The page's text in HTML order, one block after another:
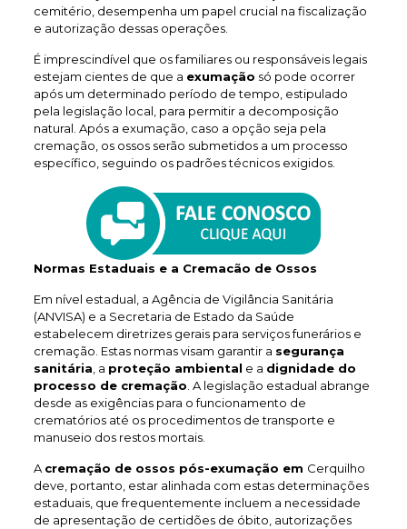
cemitério, desempenha um papel crucial na fiscalização
e autorização dessas operações.
É imprescindível que os familiares ou responsáveis legais
estejam cientes de que a exumação só pode ocorrer
após um determinado período de tempo, estipulado
pela legislação local, para permitir a decomposição
natural. Após a exumação, caso a opção seja pela
cremação, os ossos serão submetidos a um processo
específico, seguindo os padrões técnicos exigidos.
Normas Estaduais e a Cremacão de Ossos
Em nível estadual, a Agência de Vigilância Sanitária
(ANVISA) e a Secretaria de Estado da Saúde
estabelecem diretrizes gerais para serviços funerários e
cremação. Estas normas visam garantir a segurança
sanitária , a proteção ambiental e a dignidade do
processo de cremação . A legislação estadual abrange
desde as exigências para o funcionamento de
crematórios até os procedimentos de transporte e
manuseio dos restos mortais.
A cremação de ossos pós-exumação em Cerquilho
deve, portanto, estar alinhada com estas determinações
estaduais, que frequentemente incluem a necessidade
de apresentação de certidões de óbito, autorizações